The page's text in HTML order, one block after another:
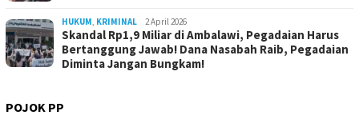
HUKUM, KRIMINAL 2 April 2026
Skandal Rp1,9 Miliar di Ambalawi, Pegadaian Harus
Bertanggung Jawab! Dana Nasabah Raib, Pegadaian
Diminta Jangan Bungkam!
POJOK PP